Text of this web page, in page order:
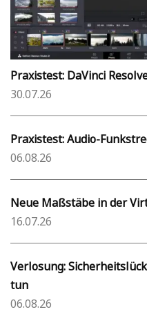
Praxistest: DaVinci
30.07.26
Praxistest: Audio-
06.08.26
Neue Maßstäbe in der
16.07.26
Verlosung:
tun
06.08.26